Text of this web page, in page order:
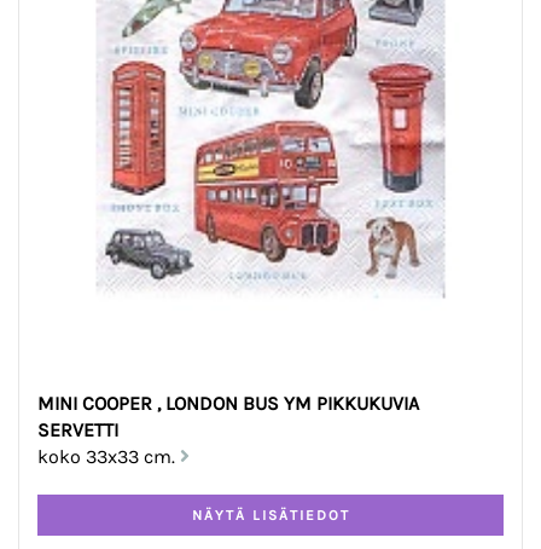
MINI COOPER , LONDON BUS YM PIKKUKUVIA
SERVETTI
koko 33x33 cm.